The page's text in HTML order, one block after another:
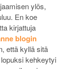
ylös,
En koe
kirjattuja
blogin
että kyllä sitä
kehkeytyi